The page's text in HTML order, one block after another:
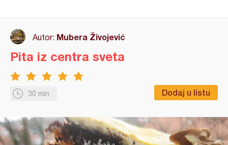
Autor: Mubera Živojević
30 min Dodaj u listu
Pita iz centra sveta